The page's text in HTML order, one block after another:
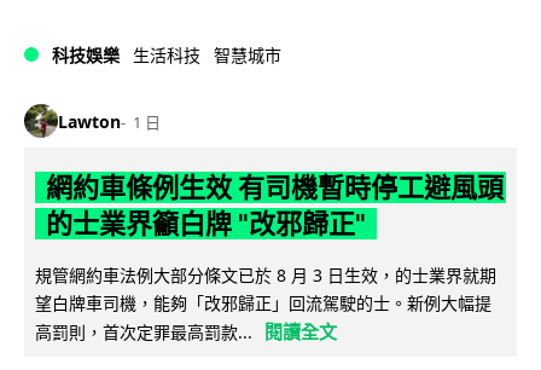
科技娛樂 生活科技 智慧城市
Lawton 1 日
網約車條例生效 有司機暫時停工避風頭
的士業界籲白牌 "改邪歸正"
規管網約車法例大部分條文已於 8 月 3 日生效，的士業界就期
望白牌車司機，能夠「改邪歸正」回流駕駛的士。新例大幅提
高罰則，首次定罪最高罰款...
閱讀全文